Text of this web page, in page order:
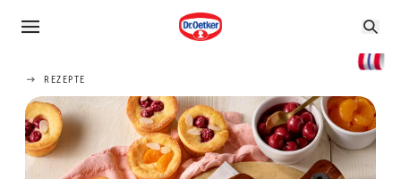
REZEPTE